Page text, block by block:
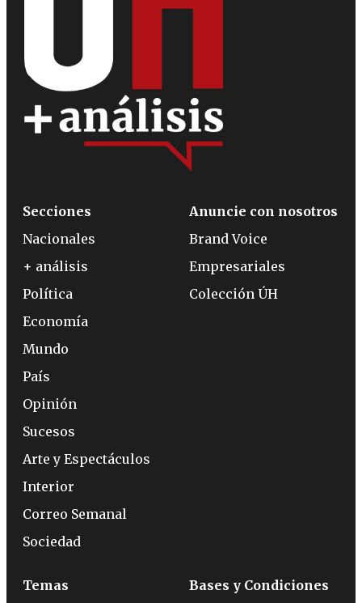
Secciones
Nacionales
+ análisis
Política
Economía
Mundo
País
Opinión
Sucesos
Arte y Espectáculos
Interior
Correo Semanal
Sociedad
Anuncie con nosotros
Brand Voice
Empresariales
Colección ÚH
Temas Bases y Condiciones